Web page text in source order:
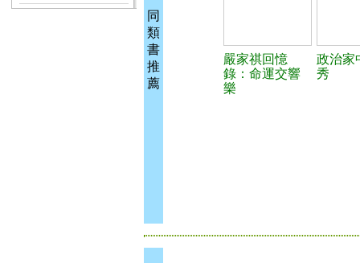
同
類
書
推
薦
嚴家祺回憶
錄：命運交響
樂
政治家
秀